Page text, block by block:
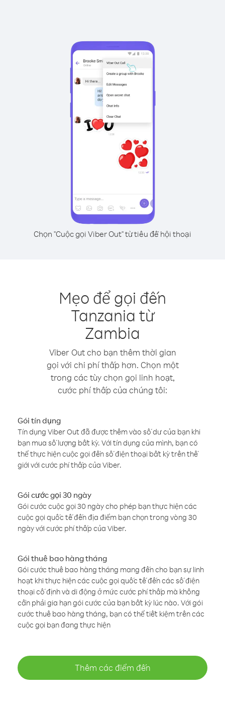
Chọn "Cuộc gọi Viber Out" từ tiêu đề hội thoại
Mẹo để gọi đến
Tanzania từ
Zambia
Viber Out cho bạn thêm thời gian
gọi với chi phí thấp hơn. Chọn một
trong các tùy chọn gọi linh hoạt,
cước phí thấp của chúng tôi:
Gói tín dụng
Tín dụng Viber Out đã được thêm vào số dư của bạn khi
bạn mua số lượng bất kỳ. Với tín dụng của mình, bạn có
thể thực hiện cuộc gọi đến số điện thoại bất kỳ trên thế
giới với cước phí thấp của Viber.
Gói cước gọi 30 ngày
Gói cước cuộc gọi 30 ngày cho phép bạn thực hiện các
cuộc gọi quốc tế đến địa điểm bạn chọn trong vòng 30
ngày với cước phí thấp của Viber.
Gói thuê bao hàng tháng
Gói cước thuê bao hàng tháng mang đến cho bạn sự linh
hoạt khi thực hiện các cuộc gọi quốc tế đến các số điện
thoại cố định và di động ở mức cước phí thấp mà không
cần phải gia hạn gói cước của bạn bất kỳ lúc nào. Với gói
cước thuê bao hàng tháng, bạn có thể tiết kiệm trên các
cuộc gọi bạn đang thực hiện
Thêm các điểm đến